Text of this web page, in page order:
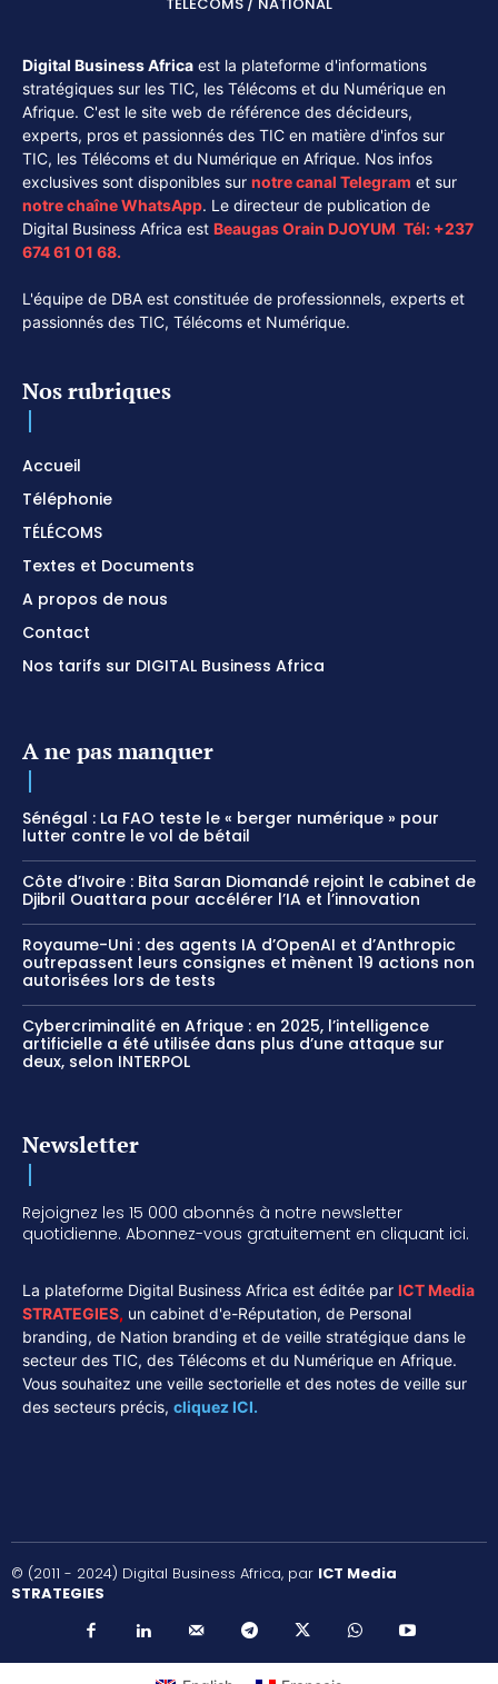
TÉLÉCOMS / NATIONAL
Digital Business Africa est la plateforme d'informations
stratégiques sur les TIC, les Télécoms et du Numérique en
Afrique. C'est le site web de référence des décideurs,
experts, pros et passionnés des TIC en matière d'infos sur
TIC, les Télécoms et du Numérique en Afrique. Nos infos
exclusives sont disponibles sur notre canal Telegram et sur
notre chaîneWhatsApp. Le directeur de publication de
Digital Business Africa est Beaugas Orain DJOYUM. Tél: +237
674 61 01 68.
L'équipe de DBA est constituée de professionnels, experts et
passionnés des TIC, Télécoms et Numérique.
Nos rubriques
Accueil
Téléphonie
TÉLÉCOMS
Textes et Documents
A propos de nous
Contact
Nos tarifs sur DIGITAL Business Africa
A ne pas manquer
Sénégal : La FAO teste le « berger numérique » pour
lutter contre le vol de bétail
Côte d’Ivoire : Bita Saran Diomandé rejoint le cabinet de
Djibril Ouattara pour accélérer l’IA et l’innovation
Royaume-Uni : des agents IA d’OpenAI et d’Anthropic
outrepassent leurs consignes et mènent 19 actions non
autorisées lors de tests
Cybercriminalité en Afrique : en 2025, l’intelligence
artificielle a été utilisée dans plus d’une attaque sur
deux, selon INTERPOL
Newsletter
Rejoignez les 15 000 abonnés à notre newsletter
quotidienne. Abonnez-vous gratuitement en cliquant ici.
La plateforme Digital Business Africa est éditée par ICT Media
STRATEGIES, un cabinet d'e-Réputation, de Personal
branding, de Nation branding et de veille stratégique dans le
secteur des TIC, des Télécoms et du Numérique en Afrique.
Vous souhaitez une veille sectorielle et des notes de veille sur
des secteurs précis, cliquez ICI.
© (2011 - 2024) Digital Business Africa, par ICT Media
STRATEGIES